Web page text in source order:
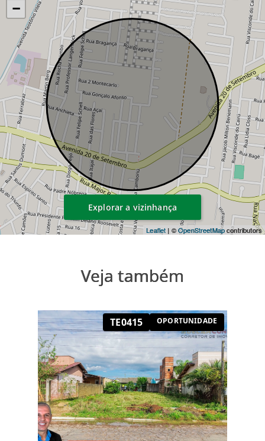
−
Leaflet | ©OpenStreetMapcontributors
Explorar a vizinhança
Veja também
TE0415 OPORTUNIDADE